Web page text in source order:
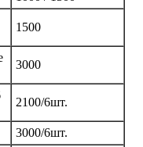
1500
3000
2100/6шт.
3000/6шт.